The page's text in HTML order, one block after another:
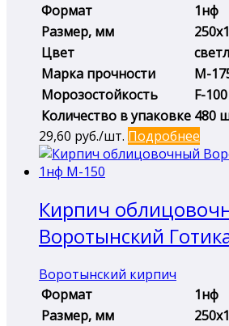
Формат
1нф
Размер, мм
Цвет
Марка прочности
М-
Морозостойкость
F-100
Количество в упаковке 480
29,60 руб./шт. Подробнее
Кирпич
Воротынский
Воротынский кирпич
Формат
1нф
Размер, мм